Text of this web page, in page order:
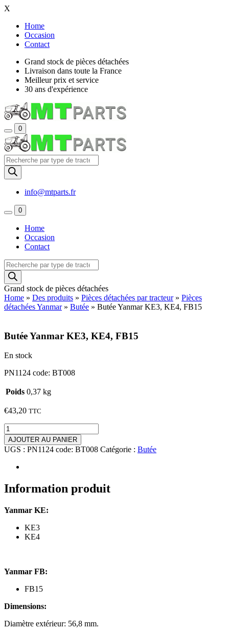
X
Home
Occasion
Contact
Grand stock de pièces détachées
Livraison dans toute la France
Meilleur prix et service
30 ans d'expérience
0
Recherche
de
produits
info@mtparts.fr
0
Home
Occasion
Contact
Recherche
de
produits
Grand stock de pièces détachées
Home » Des produits » Pièces détachées par tracteur» Pièces
détachées Yanmar» Butée » Butée Yanmar KE3, KE4, FB15
Butée Yanmar KE3, KE4, FB15
En stock
PN1124 code: BT008
Poids 0,37 kg
€43,20 TTC
quantité
de
Butée
Yanmar
KE3,
FB15
AJOUTER AU PANIER
UGS : PN1124 code: BT008 Catégorie : Butée
Information produit
Yanmar KE:
KE3
KE4
Yanmar FB:
FB15
Dimensions:
Diamètre extérieur: 56,8 mm.